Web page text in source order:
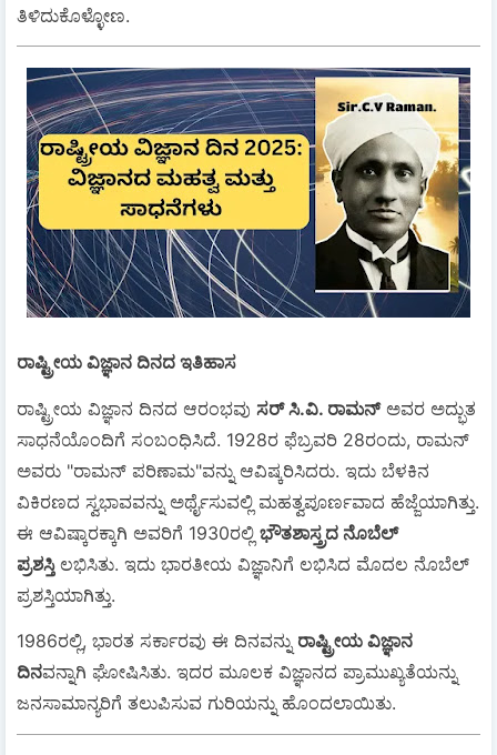
ತಿಳಿದುಕೊಳ್ಳೋಣ.
ರಾಷ್ಟ್ರೀಯ ವಿಜ್ಞಾನ ದಿನದ ಇತಿಹಾಸ
ರಾಷ್ಟ್ರೀಯ ವಿಜ್ಞಾನ ದಿನದ ಆರಂಭವು ಸರ್ ಸಿ.ವಿ. ರಾಮನ್ಅವರ ಅದ್ಭುತ
ಸಾಧನೆಯೊಂದಿಗೆ ಸಂಬಂಧಿಸಿದೆ. 1928ರ ಫೆಬ್ರವರಿ 28ರಂದು, ರಾಮನ್
ಅವರು "ರಾಮನ್ ಪರಿಣಾಮ"ವನ್ನು ಆವಿಷ್ಕರಿಸಿದರು. ಇದು ಬೆಳಕಿನ
ವಿಕಿರಣದ ಸ್ವಭಾವವನ್ನು ಅರ್ಥೈಸುವಲ್ಲಿ ಮಹತ್ವಪೂರ್ಣವಾದ ಹೆಜ್ಜೆಯಾಗಿತ್ತು.
ಈ ಆವಿಷ್ಕಾರಕ್ಕಾಗಿ ಅವರಿಗೆ 1930ರಲ್ಲಿ ಭೌತಶಾಸ್ತ್ರದ ನೊಬೆಲ್
ಪ್ರಶಸ್ತಿಲಭಿಸಿತು. ಇದು ಭಾರತೀಯ ವಿಜ್ಞಾನಿಗೆ ಲಭಿಸಿದ ಮೊದಲ ನೊಬೆಲ್
ಪ್ರಶಸ್ತಿಯಾಗಿತ್ತು.
1986ರಲ್ಲಿ, ಭಾರತ ಸರ್ಕಾರವು ಈ ದಿನವನ್ನು ರಾಷ್ಟ್ರೀಯ ವಿಜ್ಞಾನ
ದಿನವನ್ನಾಗಿ ಘೋಷಿಸಿತು. ಇದರ ಮೂಲಕ ವಿಜ್ಞಾನದ ಪ್ರಾಮುಖ್ಯತೆಯನ್ನು
ಜನಸಾಮಾನ್ಯರಿಗೆ ತಲುಪಿಸುವ ಗುರಿಯನ್ನು ಹೊಂದಲಾಯಿತು.